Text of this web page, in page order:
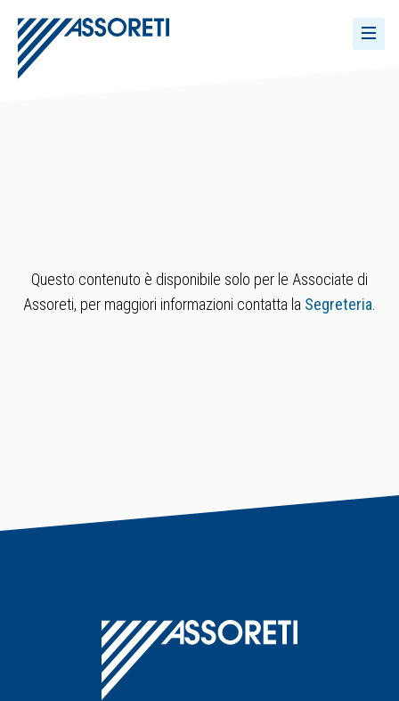
Questo contenuto è disponibile solo per le Associate di
Assoreti, per maggiori informazioni contatta la Segreteria